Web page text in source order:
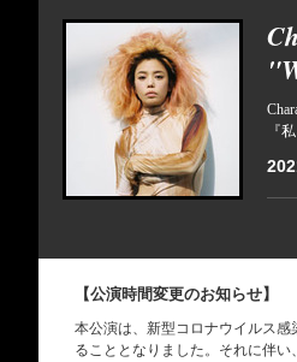
『
【公演時間変更のお知らせ】
本公演は、新型コロナウイルス
ることとなりました。それに伴